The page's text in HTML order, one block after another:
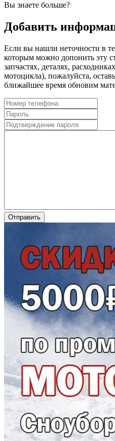
Вы знаете больше?
Добавить
Если вы нашли неточности в
которым можно допонить эту
запчастях, деталях,
мотоцикла), пожалуйста,
ближайшее время обновим
Отправить